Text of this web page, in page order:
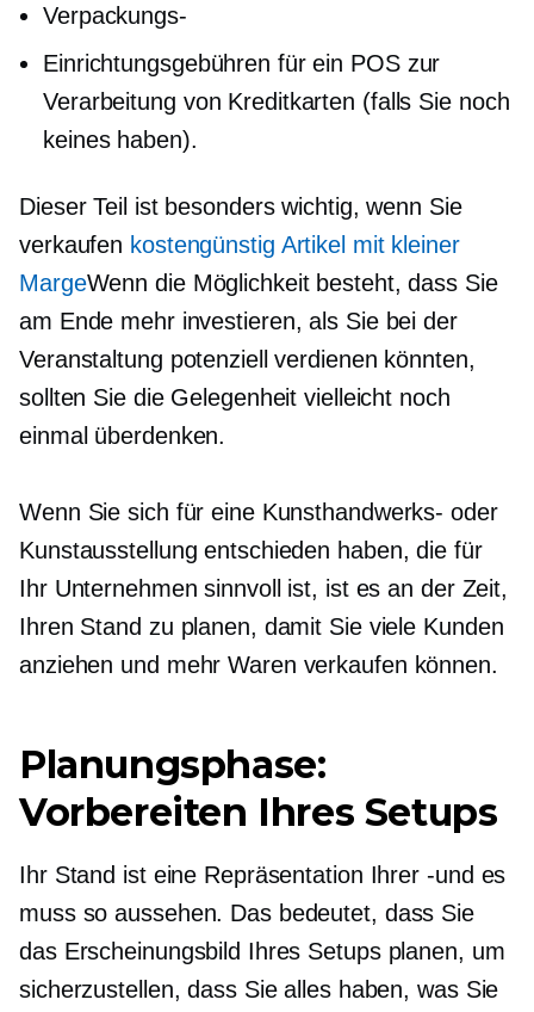
Verpackungs-
Einrichtungsgebühren für ein POS zur
Verarbeitung von Kreditkarten (falls Sie noch
keines haben).
Dieser Teil ist besonders wichtig, wenn Sie
verkaufen kostengünstig Artikel mit kleiner
MargeWenn die Möglichkeit besteht, dass Sie
am Ende mehr investieren, als Sie bei der
Veranstaltung potenziell verdienen könnten,
sollten Sie die Gelegenheit vielleicht noch
einmal überdenken.
Wenn Sie sich für eine Kunsthandwerks- oder
Kunstausstellung entschieden haben, die für
Ihr Unternehmen sinnvoll ist, ist es an der Zeit,
Ihren Stand zu planen, damit Sie viele Kunden
anziehen und mehr Waren verkaufen können.
Planungsphase:
Vorbereiten Ihres Setups
Ihr Stand ist eine Repräsentation Ihrer -und es
muss so aussehen. Das bedeutet, dass Sie
das Erscheinungsbild Ihres Setups planen, um
sicherzustellen, dass Sie alles haben, was Sie